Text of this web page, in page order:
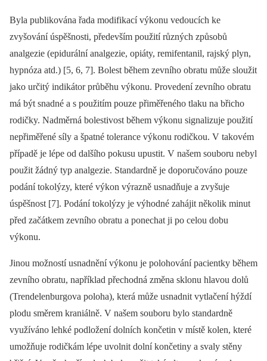
Byla publikována řada modifikací výkonu vedoucích ke
zvyšování úspěšnosti, především po­užití různých způsobů
analgezie (epidurální analgezie, opiáty, remifentanil, rajský plyn,
hypnóza atd.) [5, 6, 7]. Bolest během zevního obratu může sloužit
jako určitý indikátor průběhu výkonu. Provedení zevního obratu
má být snadné a s po­užitím pouze přiměřeného tlaku na břicho
rodičky. Nadměrná bolestivost během výkonu signalizuje použití
nepřiměřené síly a špatné tolerance výkonu rodičkou. V takovém
případě je lépe od dalšího pokusu upustit. V našem souboru nebyl
použit žádný typ analgezie. Standardně je doporučováno pouze
podání tokolýzy, které výkon výrazně usnadňuje a zvyšuje
úspěšnost [7]. Podání tokolýzy je výhodné zahájit několik minut
před začátkem zevního obratu a ponechat ji po celou dobu
výkonu.
Jinou možností usnadnění výkonu je polohování pacientky během
zevního obratu, například přechodná změna sklonu hlavou dolů
(Trendelenburgova poloha), která může usnadnit vytlačení hýždí
plodu směrem kraniálně. V našem souboru bylo standardně
využíváno lehké podložení dolních končetin v místě kolen, které
umožňuje rodičkám lépe uvolnit dolní končetiny a svaly stěny